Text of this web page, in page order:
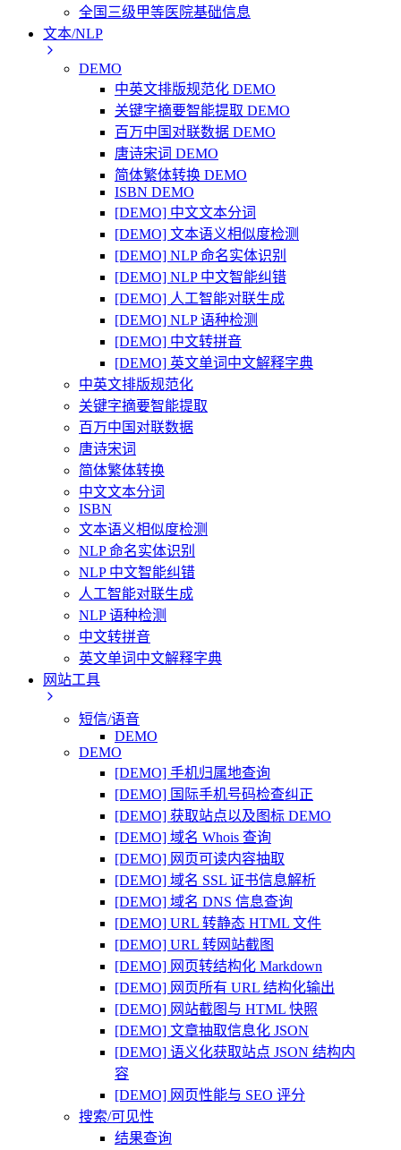
全国三级甲等医院基础信息
文本/NLP
DEMO
中英文排版规范化 DEMO
关键字摘要智能提取 DEMO
百万中国对联数据 DEMO
唐诗宋词 DEMO
简体繁体转换 DEMO
ISBN DEMO
[DEMO] 中文文本分词
[DEMO] 文本语义相似度检测
[DEMO] NLP 命名实体识别
[DEMO] NLP 中文智能纠错
[DEMO] 人工智能对联生成
[DEMO] NLP 语种检测
[DEMO] 中文转拼音
[DEMO] 英文单词中文解释字典
中英文排版规范化
关键字摘要智能提取
百万中国对联数据
唐诗宋词
简体繁体转换
中文文本分词
ISBN
文本语义相似度检测
NLP 命名实体识别
NLP 中文智能纠错
人工智能对联生成
NLP 语种检测
中文转拼音
英文单词中文解释字典
网站工具
短信/语音
DEMO
DEMO
[DEMO] 手机归属地查询
[DEMO] 国际手机号码检查纠正
[DEMO] 获取站点以及图标 DEMO
[DEMO] 域名 Whois 查询
[DEMO] 网页可读内容抽取
[DEMO] 域名 SSL 证书信息解析
[DEMO] 域名 DNS 信息查询
[DEMO] URL 转静态 HTML 文件
[DEMO] URL 转网站截图
[DEMO] 网页转结构化 Markdown
[DEMO] 网页所有 URL 结构化输出
[DEMO] 网站截图与 HTML 快照
[DEMO] 文章抽取信息化 JSON
[DEMO] 语义化获取站点 JSON 结构内
容
[DEMO] 网页性能与 SEO 评分
搜索/可见性
结果查询